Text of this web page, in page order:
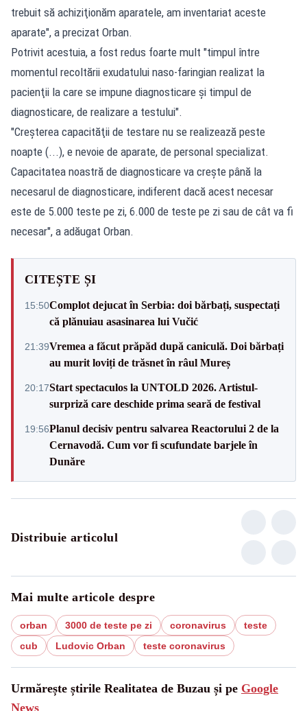
trebuit să achiziţionăm aparatele, am inventariat aceste
aparate", a precizat Orban.
Potrivit acestuia, a fost redus foarte mult "timpul între
momentul recoltării exudatului naso-faringian realizat la
pacienţii la care se impune diagnosticare şi timpul de
diagnosticare, de realizare a testului".
"Creşterea capacităţii de testare nu se realizează peste
noapte (...), e nevoie de aparate, de personal specializat.
Capacitatea noastră de diagnosticare va creşte până la
necesarul de diagnosticare, indiferent dacă acest necesar
este de 5.000 teste pe zi, 6.000 de teste pe zi sau de cât va fi
necesar", a adăugat Orban.
CITEȘTE ȘI
15:50Complot dejucat în Serbia: doi bărbați, suspectați
că plănuiau asasinarea lui Vučić
21:39Vremea a făcut prăpăd după caniculă. Doi bărbați
au murit loviți de trăsnet în râul Mureș
20:17Start spectaculos la UNTOLD 2026. Artistul-
surpriză care deschide prima seară de festival
19:56Planul decisiv pentru salvarea Reactorului 2 de la
Cernavodă. Cum vor fi scufundate barjele în
Dunăre
Distribuie articolul
Mai multe articole despre
orban 3000 de teste pe zi coronavirus
teste
cub
Ludovic Orban teste coronavirus
Urmărește știrile Realitatea de Buzau și pe Google
News